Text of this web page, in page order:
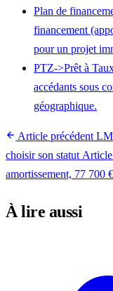
Plan de
financement
pour un projet
PTZ->Prêt à
accédants sous
géographique.
Article précédent
choisir son statut
amortissement, 77 700 €
À lire aussi